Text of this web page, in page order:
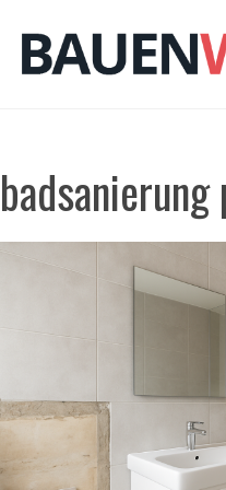
Inhalt
springen